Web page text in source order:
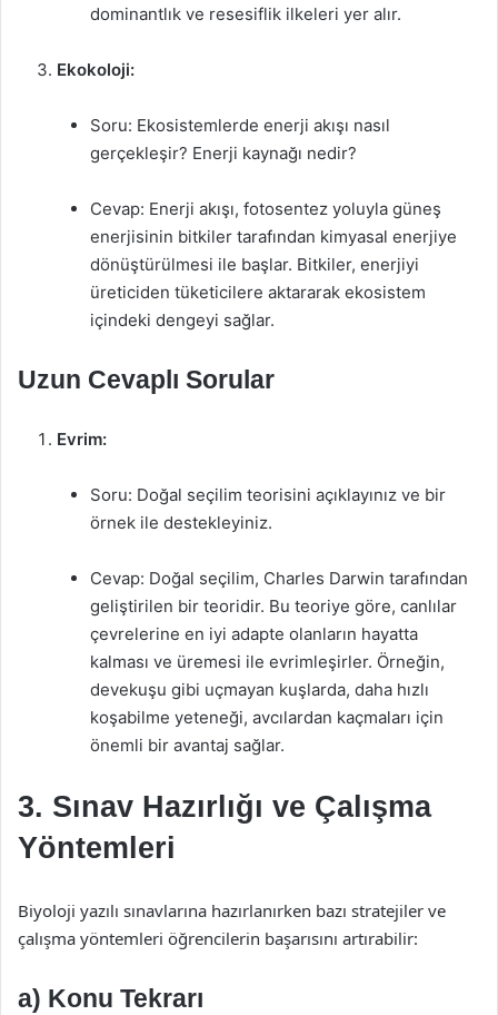
dominantlık ve resesiflik ilkeleri yer alır.
Ekokoloji:
Soru: Ekosistemlerde enerji akışı nasıl
gerçekleşir? Enerji kaynağı nedir?
Cevap: Enerji akışı, fotosentez yoluyla güneş
enerjisinin bitkiler tarafından kimyasal enerjiye
dönüştürülmesi ile başlar. Bitkiler, enerjiyi
üreticiden tüketicilere aktararak ekosistem
içindeki dengeyi sağlar.
Uzun Cevaplı Sorular
Evrim:
Soru: Doğal seçilim teorisini açıklayınız ve bir
örnek ile destekleyiniz.
Cevap: Doğal seçilim, Charles Darwin tarafından
geliştirilen bir teoridir. Bu teoriye göre, canlılar
çevrelerine en iyi adapte olanların hayatta
kalması ve üremesi ile evrimleşirler. Örneğin,
devekuşu gibi uçmayan kuşlarda, daha hızlı
koşabilme yeteneği, avcılardan kaçmaları için
önemli bir avantaj sağlar.
3. Sınav Hazırlığı ve Çalışma
Yöntemleri
Biyoloji yazılı sınavlarına hazırlanırken bazı stratejiler ve
çalışma yöntemleri öğrencilerin başarısını artırabilir:
a) Konu Tekrarı